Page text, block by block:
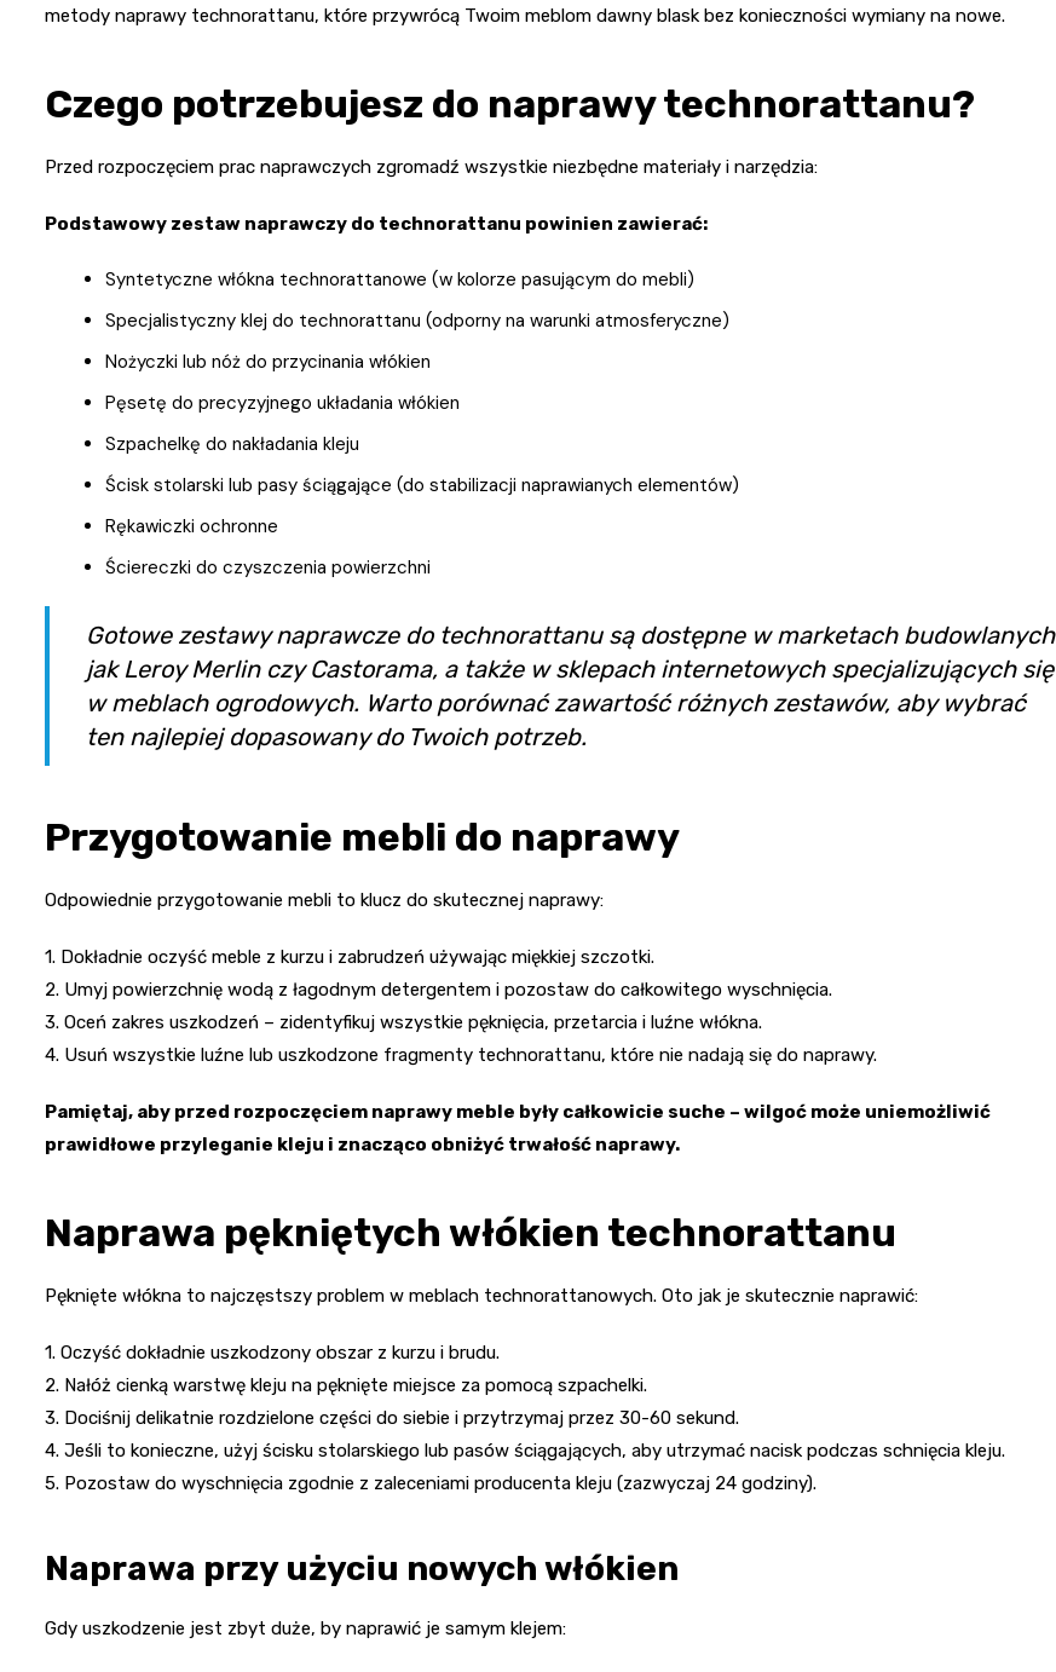
metody naprawy technorattanu, które przywrócą Twoim meblom dawny blask bez konieczności wymiany na nowe.
Czego potrzebujesz do naprawy technorattanu?
Przed rozpoczęciem prac naprawczych zgromadź wszystkie niezbędne materiały i narzędzia:
Podstawowy zestaw naprawczy do technorattanu powinien zawierać:
Syntetyczne włókna technorattanowe (w kolorze pasującym do mebli)
Specjalistyczny klej do technorattanu (odporny na warunki atmosferyczne)
Nożyczki lub nóż do przycinania włókien
Pęsetę do precyzyjnego układania włókien
Szpachelkę do nakładania kleju
Ścisk stolarski lub pasy ściągające (do stabilizacji naprawianych elementów)
Rękawiczki ochronne
Ściereczki do czyszczenia powierzchni
Gotowe zestawy naprawcze do technorattanu są dostępne w marketach budowlanych
jak Leroy Merlin czy Castorama, a także w sklepach internetowych specjalizujących się
w meblach ogrodowych. Warto porównać zawartość różnych zestawów, aby wybrać
ten najlepiej dopasowany do Twoich potrzeb.
Przygotowanie mebli do naprawy
Odpowiednie przygotowanie mebli to klucz do skutecznej naprawy:
1. Dokładnie oczyść meble z kurzu i zabrudzeń używając miękkiej szczotki.
2. Umyj powierzchnię wodą z łagodnym detergentem i pozostaw do całkowitego wyschnięcia.
3. Oceń zakres uszkodzeń – zidentyfikuj wszystkie pęknięcia, przetarcia i luźne włókna.
4. Usuń wszystkie luźne lub uszkodzone fragmenty technorattanu, które nie nadają się do naprawy.
Pamiętaj, aby przed rozpoczęciem naprawy meble były całkowicie suche – wilgoć może uniemożliwić
prawidłowe przyleganie kleju i znacząco obniżyć trwałość naprawy.
Naprawa pękniętych włókien technorattanu
Pęknięte włókna to najczęstszy problem w meblach technorattanowych. Oto jak je skutecznie naprawić:
1. Oczyść dokładnie uszkodzony obszar z kurzu i brudu.
2. Nałóż cienką warstwę kleju na pęknięte miejsce za pomocą szpachelki.
3. Dociśnij delikatnie rozdzielone części do siebie i przytrzymaj przez 30-60 sekund.
4. Jeśli to konieczne, użyj ścisku stolarskiego lub pasów ściągających, aby utrzymać nacisk podczas schnięcia kleju.
5. Pozostaw do wyschnięcia zgodnie z zaleceniami producenta kleju (zazwyczaj 24 godziny).
Naprawa przy użyciu nowych włókien
Gdy uszkodzenie jest zbyt duże, by naprawić je samym klejem: